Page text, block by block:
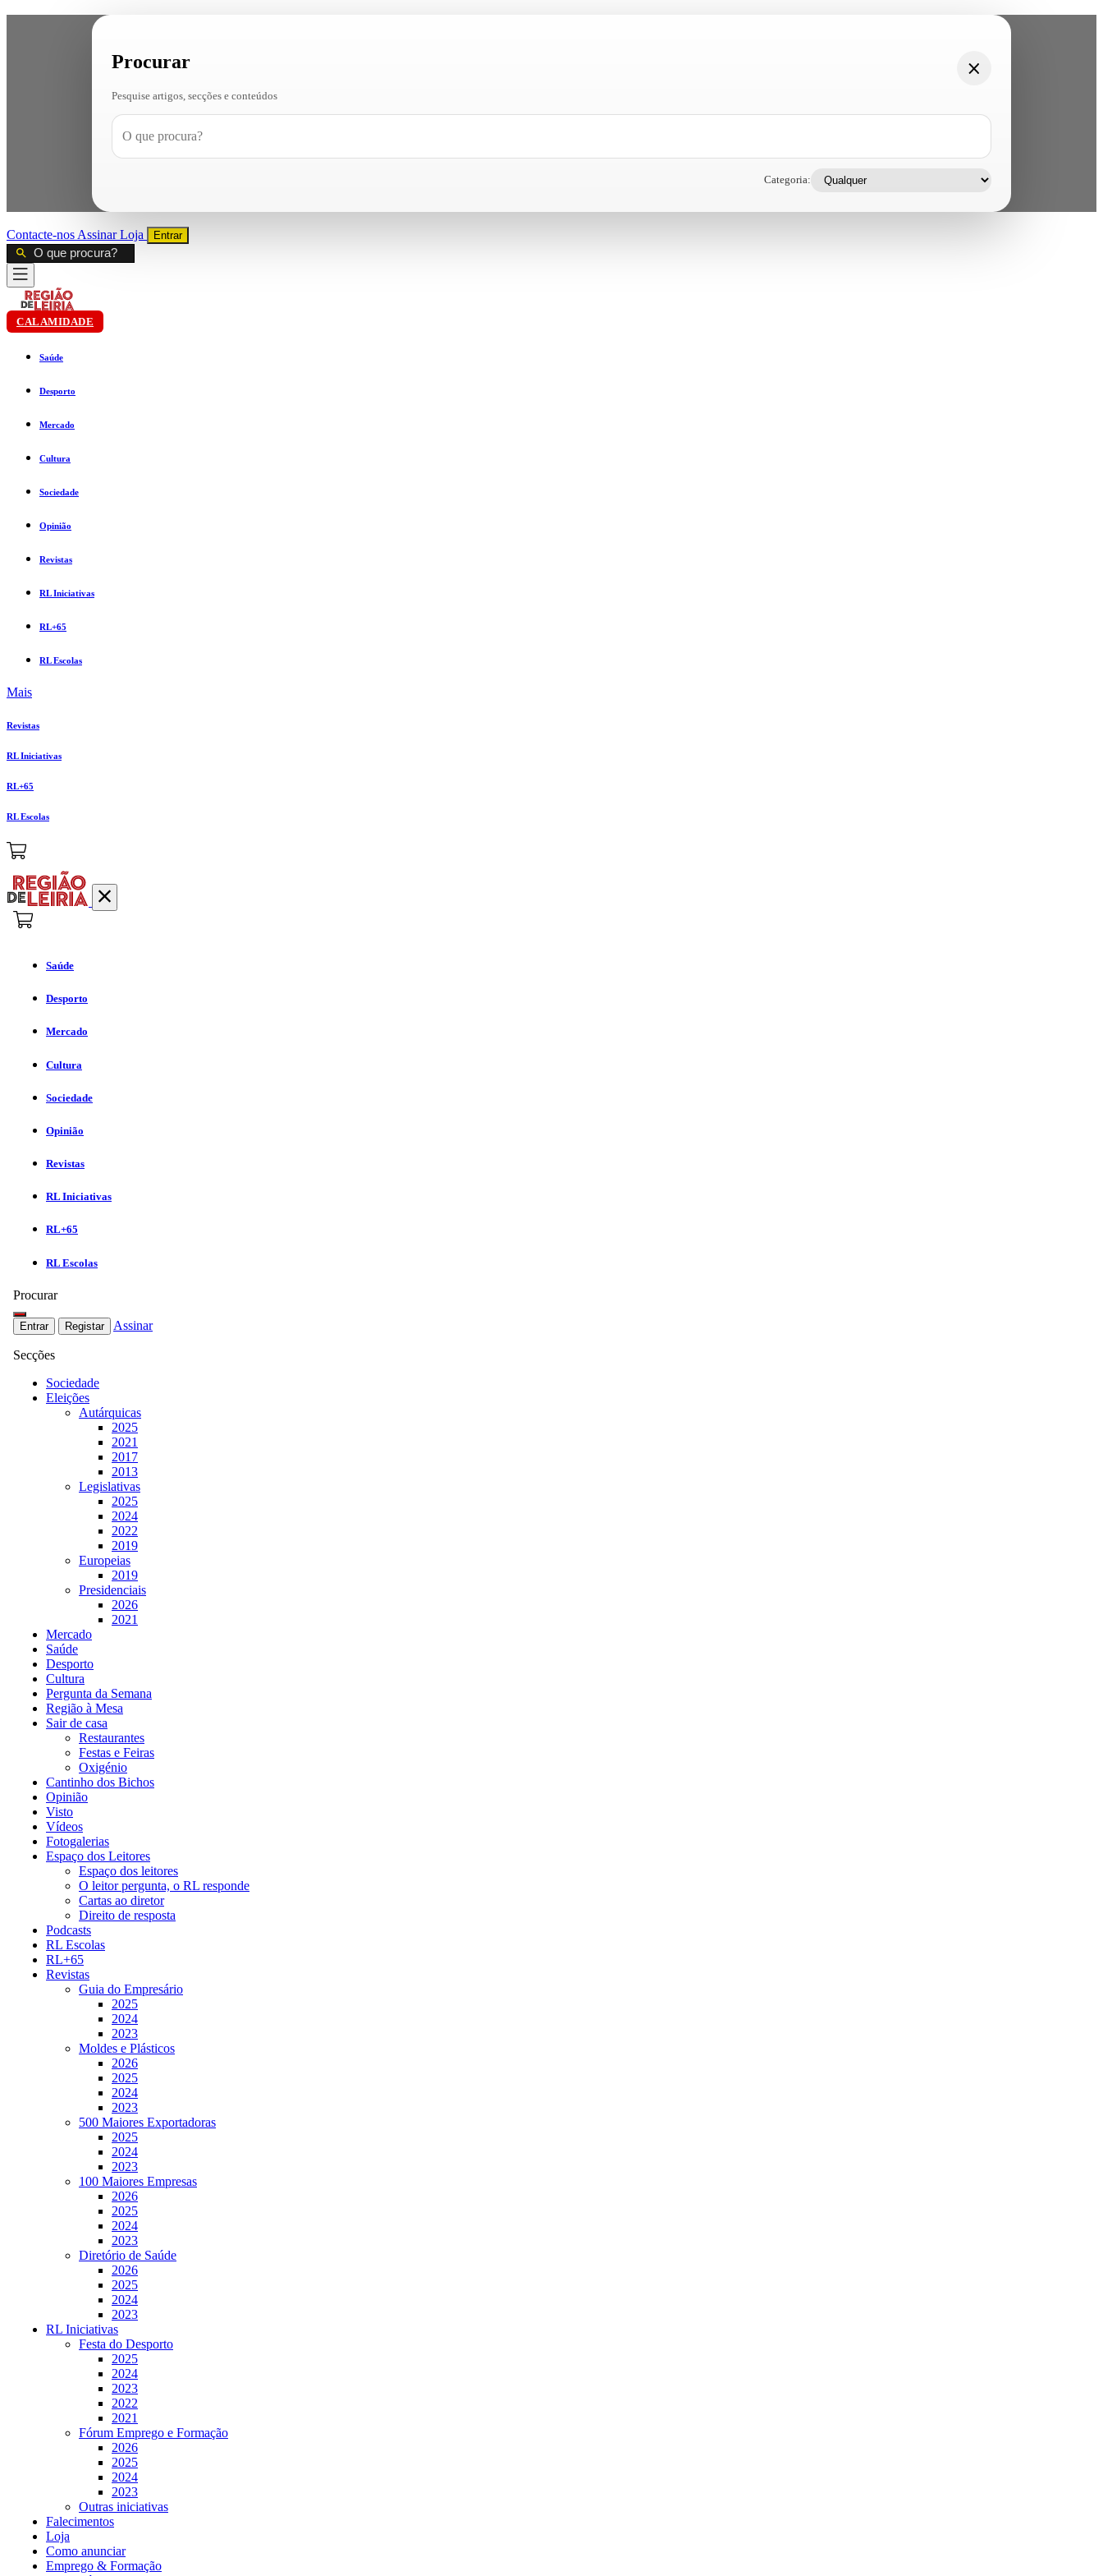
Procurar
Pesquise artigos, secções e conteúdos
Categoria:
Contacte-nos AssinarLoja Entrar
CALAMIDADE
Saúde
Desporto
Mercado
Cultura
Sociedade
Opinião
Revistas
RL Iniciativas
RL+65
RL Escolas
Mais
Revistas
RL Iniciativas
RL+65
RL Escolas
Saúde
Desporto
Mercado
Cultura
Sociedade
Opinião
Revistas
RL Iniciativas
RL+65
RL Escolas
Procurar
Entrar Registar Assinar
Secções
Sociedade
Eleições
Autárquicas
2025
2021
2017
2013
Legislativas
2025
2024
2022
2019
Europeias
2019
Presidenciais
2026
2021
Mercado
Saúde
Desporto
Cultura
Pergunta da Semana
Região à Mesa
Sair de casa
Restaurantes
Festas e Feiras
Oxigénio
Cantinho dos Bichos
Opinião
Visto
Vídeos
Fotogalerias
Espaço dos Leitores
Espaço dos leitores
O leitor pergunta, o RL responde
Cartas ao diretor
Direito de resposta
Podcasts
RL Escolas
RL+65
Revistas
Guia do Empresário
2025
2024
2023
Moldes e Plásticos
2026
2025
2024
2023
500 Maiores Exportadoras
2025
2024
2023
100 Maiores Empresas
2026
2025
2024
2023
Diretório de Saúde
2026
2025
2024
2023
RL Iniciativas
Festa do Desporto
2025
2024
2023
2022
2021
Fórum Emprego e Formação
2026
2025
2024
2023
Outras iniciativas
Falecimentos
Loja
Como anunciar
Emprego & Formação